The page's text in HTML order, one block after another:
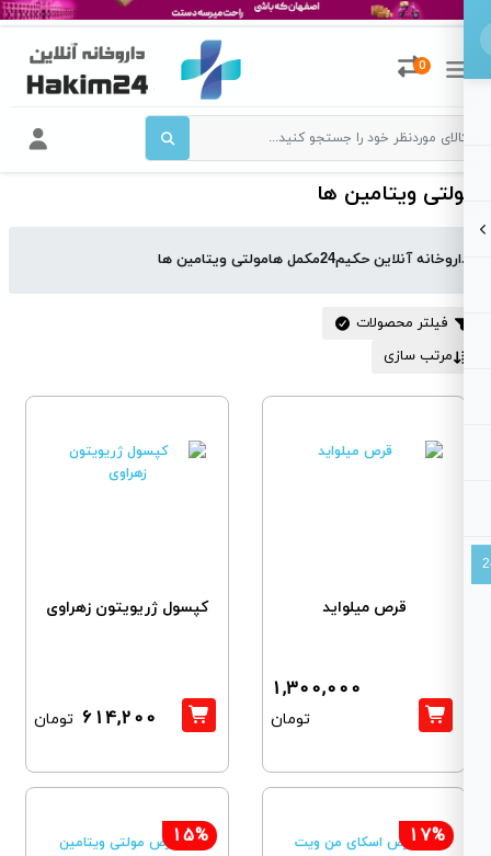
0
ویتامین ها
آنلاین حکیم24 مکمل هامولتی ویتامین ها
فیلتر محصولات
مرتب سازی
قرص میلواید
1,300,000
تومان
کپسول ژریویتون زهراوی
614,200 تومان
17%
15%